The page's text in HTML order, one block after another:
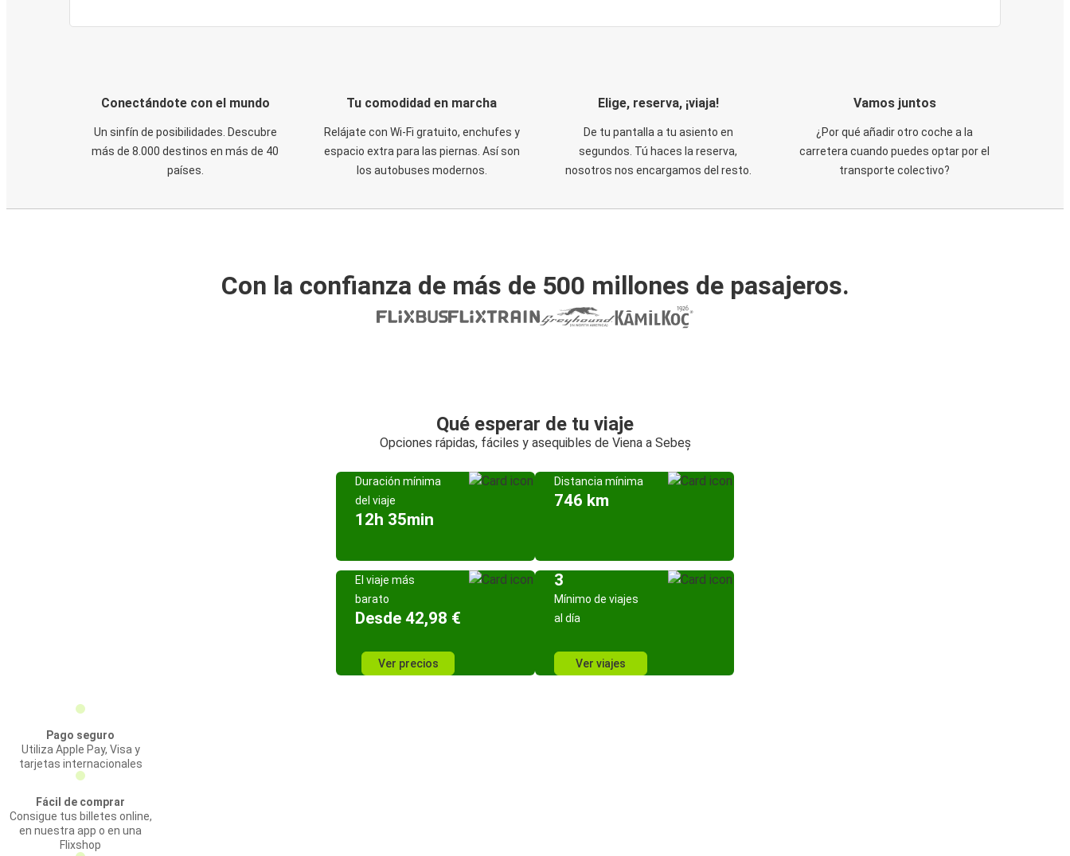
Conectándote con el mundo
Un sinfín de posibilidades. Descubre
más de 8.000 destinos en más de 40
países.
Tu comodidad en marcha
Relájate con Wi-Fi gratuito, enchufes y
espacio extra para las piernas. Así son
los autobuses modernos.
Elige, reserva, ¡viaja!
De tu pantalla a tu asiento en
segundos. Tú haces la reserva,
nosotros nos encargamos del resto.
Vamos juntos
¿Por qué añadir otro coche a la
carretera cuando puedes optar por el
transporte colectivo?
Con la confianza de más de 500 millones de pasajeros.
Qué esperar de tu viaje
Opciones rápidas, fáciles y asequibles de Viena a Sebeș
Duración mínima
del viaje
12h 35min
Distancia mínima
746 km
El viaje más
barato
Desde 42,98 €
Ver precios
3
Mínimo de viajes
al día
Ver viajes
Pago seguro
Utiliza Apple Pay, Visa y
tarjetas internacionales
Fácil de comprar
Consigue tus billetes online,
en nuestra app o en una
Flixshop